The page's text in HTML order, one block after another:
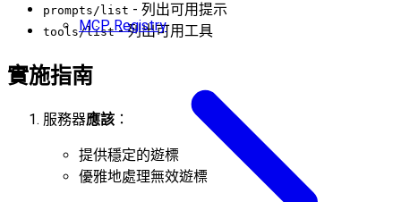
MCP Registry
prompts/list - 列出可用提示
tools/list- 列出可用工具
實施指南
服務器應該 ：
提供穩定的遊標
優雅地處理無效遊標